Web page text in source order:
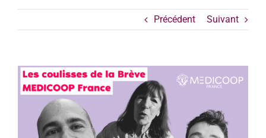
Précédent Suivant
Voir
l'image
agrandie